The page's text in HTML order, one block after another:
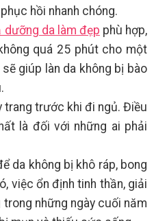
hồi nhanh chóng.
dưỡng da làm đẹp phù hợp,
quá 25 phút cho một
giúp làn da không bị bào
trang trước khi đi ngủ. Điều
là đối với những ai phải
da không bị khô ráp, bong
việc ổn định tinh thần, giải
những ngày cuối năm